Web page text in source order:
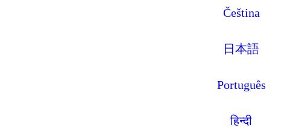
Čeština
日本語
Português
हिन्दी